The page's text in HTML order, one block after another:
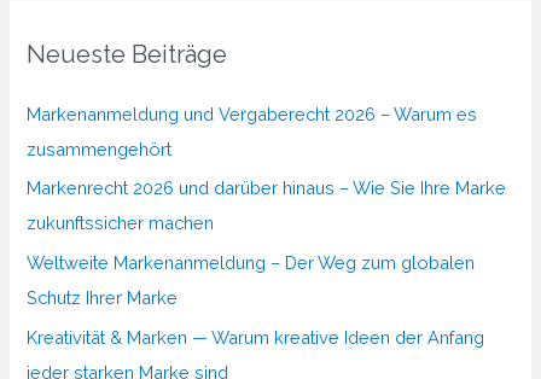
Neueste Beiträge
Markenanmeldung und Vergaberecht 2026 – Warum es
zusammengehört
Markenrecht 2026 und darüber hinaus – Wie Sie Ihre Marke
zukunftssicher machen
Weltweite Markenanmeldung – Der Weg zum globalen
Schutz Ihrer Marke
Kreativität & Marken — Warum kreative Ideen der Anfang
jeder starken Marke sind